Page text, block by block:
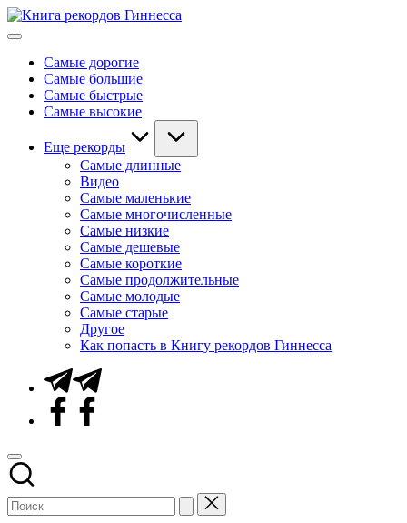
Перейти
к
Мировые
ГиннессаСамые дорогие
Самые большие
Самые быстрые
Самые высокие
Еще рекорды
Самые длинные
Видео
Самые маленькие
Самые многочисленные
Самые низкие
Самые дешевые
Самые короткие
Самые продолжительные
Самые молодые
Самые старые
Другое
Как попасть в Книгу рекордов Гиннесса
Telegram
Facebook